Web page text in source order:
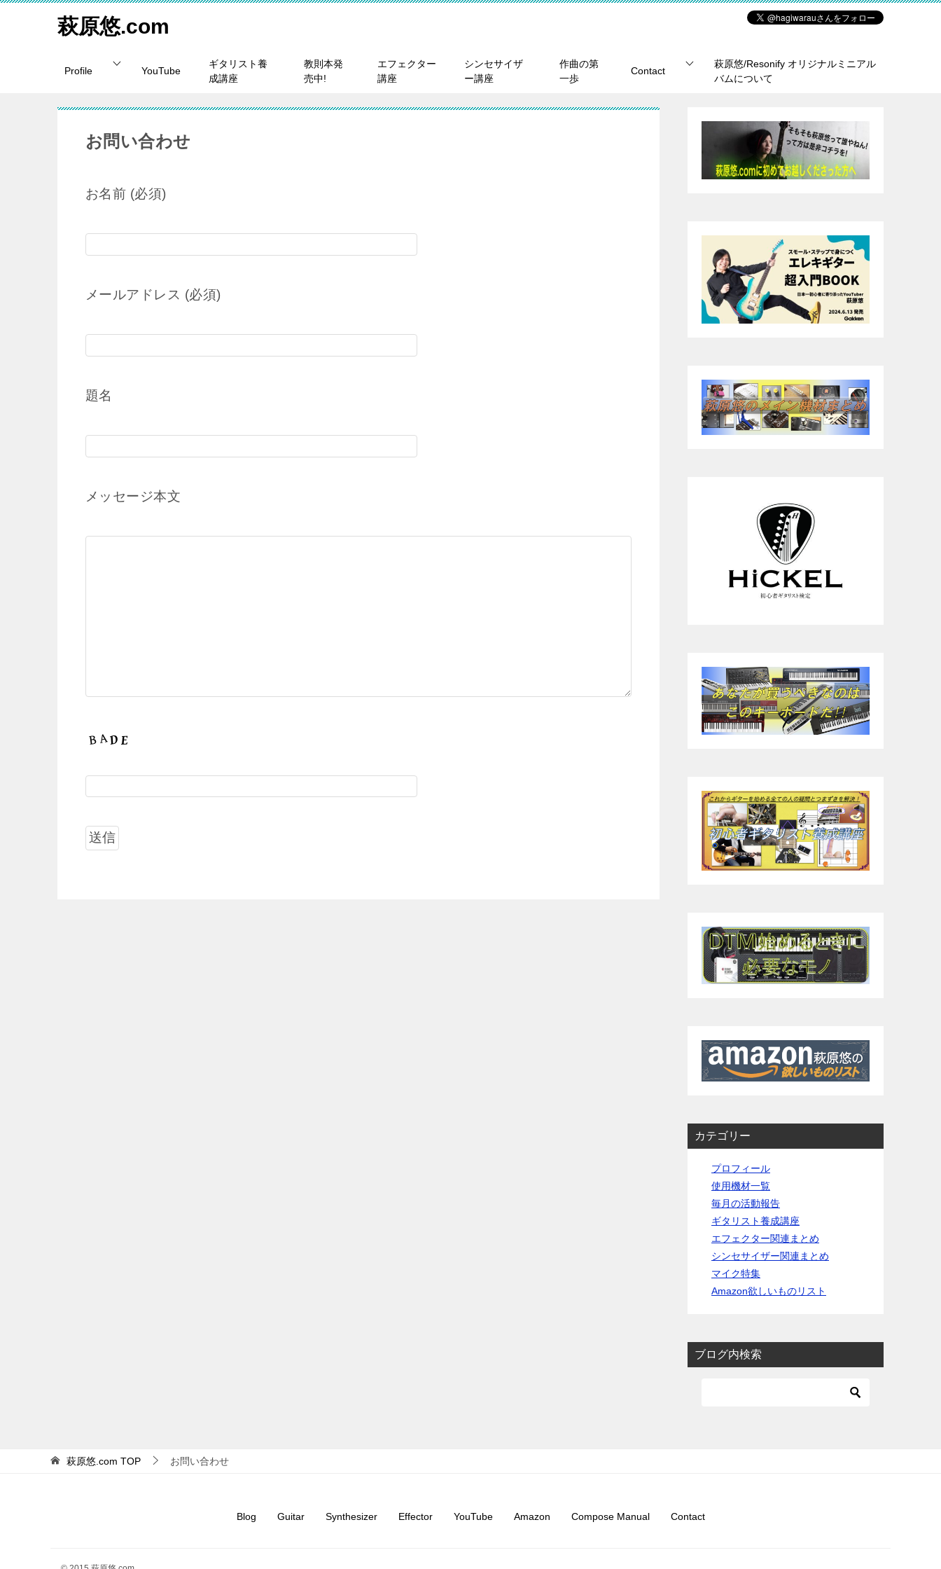
萩原悠.com
Profile YouTube
ギタリスト養
成講座
教則本発
売中!
エフェクター
講座
シンセサイザ
ー講座
作曲の第
一歩
Contact
萩原悠/Resonify オリジナルミニアル
バムについて
お問い合わせ
お名前 (必須)
メールアドレス (必須)
題名
メッセージ本文
カテゴリー
プロフィール
使用機材一覧
毎月の活動報告
ギタリスト養成講座
エフェクター関連まとめ
シンセサイザー関連まとめ
マイク特集
Amazon欲しいものリスト
ブログ内検索
萩原悠.com TOP お問い合わせ
Blog Guitar Synthesizer Effector YouTube Amazon Compose Manual Contact